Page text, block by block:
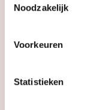
Noodzakelijk
Voorkeuren
Statistieken
Indeling
Aantal badkamers